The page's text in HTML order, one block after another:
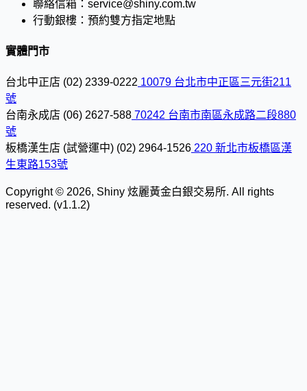
聯絡信箱： service@shiny.com.tw
行動銀樓： 預約雙方指定地點
實體門市
台北中正店 (02) 2339-0222 10079 台北市中正區三元街211
號
台南永成店 (06) 2627-588 70242 台南市南區永成路二段880
號
板橋漢生店 (試營運中) (02) 2964-1526 220 新北市板橋區漢
生東路153號
Copyright © 2026, Shiny 炫麗黃金白銀交易所. All rights
reserved. (v1.1.2)